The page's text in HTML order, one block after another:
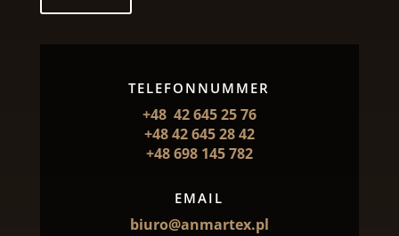
TELEFONNUMMER
+48 42 645 25 76
+48 42 645 28 42
+48 698 145 782
EMAIL
biuro@anmartex.pl